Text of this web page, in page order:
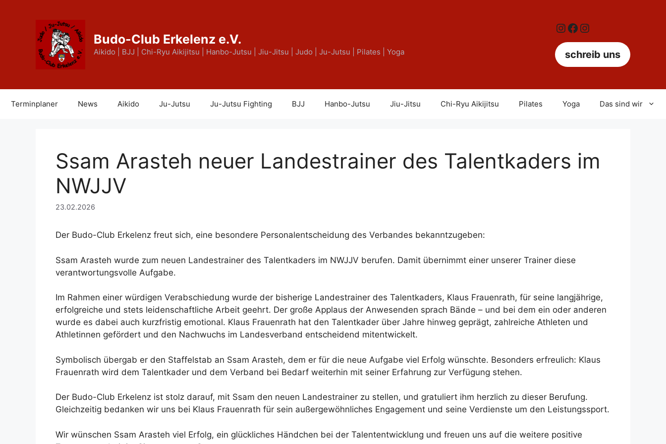
Budo-Club Erkelenz e.V.
Aikido | BJJ | Chi-Ryu Aikijitsu | Hanbo-Jutsu | Jiu-Jitsu | Judo | Ju-Jutsu | Pilates | Yoga
Instagram
Facebook
Instagram
schreib uns
Terminplaner News Aikido Ju-Jutsu Ju-Jutsu Fighting BJJ Hanbo-Jutsu Jiu-Jitsu Chi-Ryu Aikijitsu Pilates Yoga Das sind wir
Ssam Arasteh neuer Landestrainer des Talentkaders im
NWJJV
23.02.2026
Der Budo-Club Erkelenz freut sich, eine besondere Personalentscheidung des Verbandes bekanntzugeben:
Ssam Arasteh wurde zum neuen Landestrainer des Talentkaders im NWJJV berufen. Damit übernimmt einer unserer Trainer diese
verantwortungsvolle Aufgabe.
Im Rahmen einer würdigen Verabschiedung wurde der bisherige Landestrainer des Talentkaders, Klaus Frauenrath, für seine langjährige,
erfolgreiche und stets leidenschaftliche Arbeit geehrt. Der große Applaus der Anwesenden sprach Bände – und bei dem ein oder anderen
wurde es dabei auch kurzfristig emotional. Klaus Frauenrath hat den Talentkader über Jahre hinweg geprägt, zahlreiche Athleten und
Athletinnen gefördert und den Nachwuchs im Landesverband entscheidend mitentwickelt.
Symbolisch übergab er den Staffelstab an Ssam Arasteh, dem er für die neue Aufgabe viel Erfolg wünschte. Besonders erfreulich: Klaus
Frauenrath wird dem Talentkader und dem Verband bei Bedarf weiterhin mit seiner Erfahrung zur Verfügung stehen.
Der Budo-Club Erkelenz ist stolz darauf, mit Ssam den neuen Landestrainer zu stellen, und gratuliert ihm herzlich zu dieser Berufung.
Gleichzeitig bedanken wir uns bei Klaus Frauenrath für sein außergewöhnliches Engagement und seine Verdienste um den Leistungssport.
Wir wünschen Ssam Arasteh viel Erfolg, ein glückliches Händchen bei der Talententwicklung und freuen uns auf die weitere positive